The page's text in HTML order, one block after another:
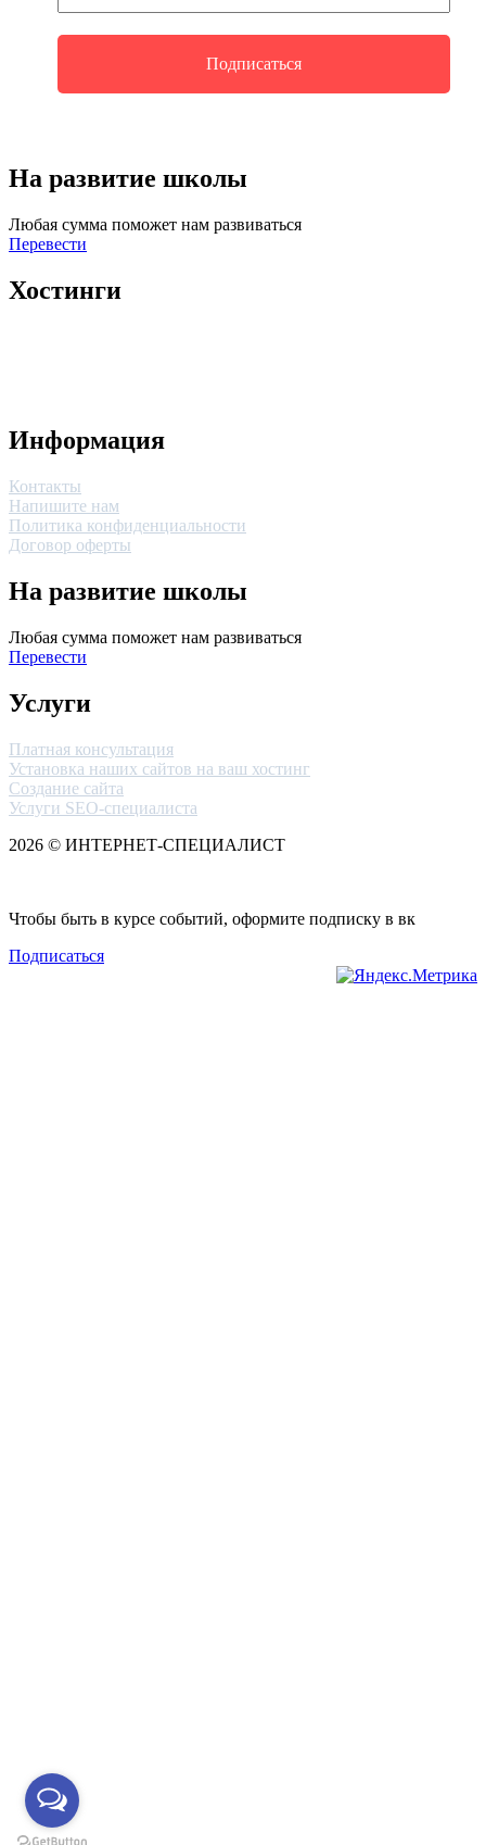
На развитие школы
Любая сумма поможет нам развиваться
Перевести
Хостинги
Информация
Контакты
Напишите нам
Политика конфиденциальности
Договор оферты
На развитие школы
Любая сумма поможет нам развиваться
Перевести
Услуги
Платная консультация
Установка наших сайтов на ваш хостинг
Создание сайта
Услуги SEO-специалиста
2026 © ИНТЕРНЕТ-СПЕЦИАЛИСТ
Чтобы быть в курсе событий, оформите подписку в вк
Подписаться